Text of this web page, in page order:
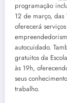
programação
12 de março, das
oferecerá
autocuidado.
gratuitos da
às 19h,
seus
trabalho.